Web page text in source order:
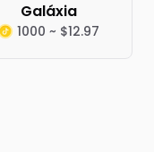
Galáxia
1000 ~ $12.97